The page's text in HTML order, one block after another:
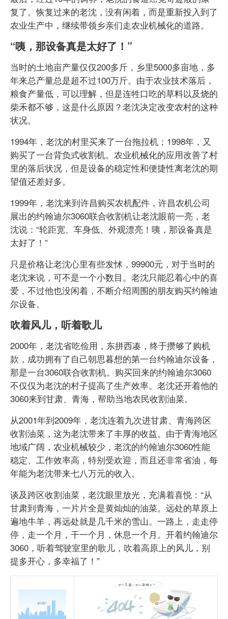
复了。恢复过来的老沈，没有闲着，而是重新投入到了
农业生产中，继续带领乡亲们走农业机械化的道路。
“咦，那设备真是太好了！”
当时的土地亩产量仅仅200多斤，乡里5000多亩地，多
年来总产量总是超不过100万斤。由于农业技术落后，
粮食产量低，可以理解，但是连牲口吃的草料以及烧的
柴禾都不够，这是什么原因？老沈决定改变农村的这种
状况。
1994年，老沈的村里买来了一台拖拉机；1998年，又
购买了一台背负式收割机。农业机械化的应用改善了村
里的落后状况，但是设备的稳定性和便捷性离老沈的期
望值还差好多。
1999年，老沈来到许昌购买农机配件，许昌农机公司
展出的约翰迪尔3060联合收割机让老沈眼前一亮，老
沈说：“轮距宽、车身低、外观漂亮！咦，那设备真是
太好了！”
只是价格让老沈心里有些发怵，99900元，对于当时的
老沈来说，可不是一个小数目。老沈只能忍着心中的喜
爱，不过他也没闲着，不断介绍周围的朋友购买约翰迪
尔设备。
吹着风儿，听着歌儿
2000年，老沈省吃俭用，东拼西凑，终于攒够了购机
款，成功拥有了自己朝思暮想的第一台约翰迪尔设备，
那是一台3060联合收割机。购买回来的约翰迪尔3060
不仅仅为老沈的村子提高了生产效率。老沈还开着他的
3060来到甘肃、青海，帮助当地农民收割油菜。
从2001年到2009年，老沈连着九次进甘肃、青海跨区
收割油菜，这为老沈带来了丰厚的收益。由于青海地区
地域广阔，农业机械较少，老沈的约翰迪尔3060性能
稳定、工作效率高，特别受欢迎，而且还非常省油，每
年能为老沈带来七八万元的收入。
谈及跨区收割油菜，老沈眼里放光，充满着喜悦：“从
甘肃到青海，一片片全是黄灿灿的油菜。远处的草原上
遍地牛羊，再远处就是几千米的雪山。一路上，走走停
停，走一个月，干一个月，休息一个月。开着约翰迪尔
3060，听着驾驶室里的歌儿，吹着高原上的风儿，别
提多开心，多幸福了！”